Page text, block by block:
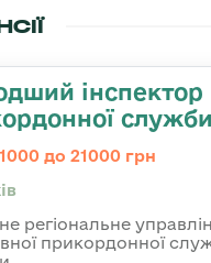
інспектор
служби
до 21000 грн
регіональне
прикордонної